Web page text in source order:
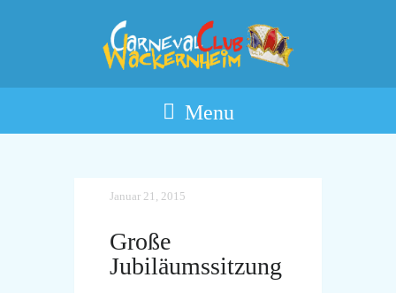
Menu
Januar 21, 2015
Große
Jubiläumssitzung